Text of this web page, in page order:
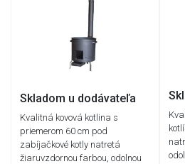
Skladom u dodávateľa
Kvalitná kovová kotlina s
priemerom 60 cm pod
zabíjačkové kotly natretá
žiaruvzdornou farbou, odolnou